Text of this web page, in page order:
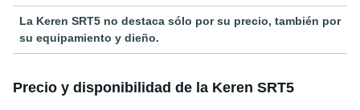
La Keren SRT5 no destaca sólo por su precio, también por
su equipamiento y dieño.
Precio y disponibilidad de la Keren SRT5